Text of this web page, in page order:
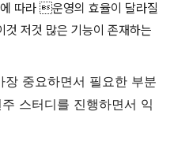
따라 운영의 효율이 달라질
것 저것 많은 기능이 존재하는
장 중요하면서 필요한 부분
주 스터디를 진행하면서 익